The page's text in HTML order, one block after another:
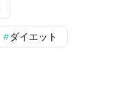
ダイエット